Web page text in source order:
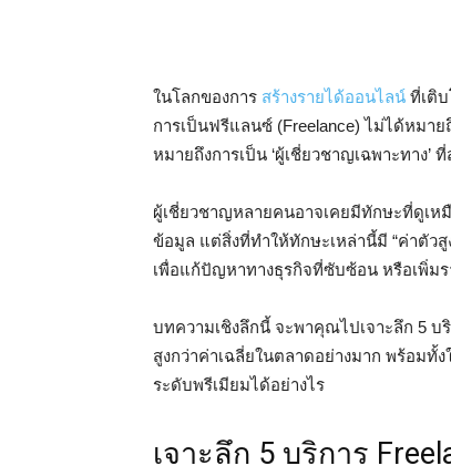
ในโลกของการ สร้างรายได้ออนไลน์ ที่เติ
การเป็นฟรีแลนซ์ (Freelance) ไม่ได้หมา
หมายถึงการเป็น ‘ผู้เชี่ยวชาญเฉพาะทาง
ผู้เชี่ยวชาญหลายคนอาจเคยมีทักษะที่ดูเห
ข้อมูล แต่สิ่งที่ทำให้ทักษะเหล่านี้มี “ค่าตัว
เพื่อแก้ปัญหาทางธุรกิจที่ซับซ้อน หรือเพิ่ม
บทความเชิงลึกนี้ จะพาคุณไปเจาะลึก 5
สูงกว่าค่าเฉลี่ยในตลาดอย่างมาก พร้อม
ระดับพรีเมียมได้อย่างไร
เจาะลึก 5 บริการ